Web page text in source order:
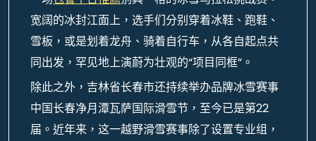
宽阔的冰封江面上，选手们分别穿着冰鞋、跑鞋、
雪板，或是划着龙舟、骑着自行车，从各自起点共
同出发，罕见地上演蔚为壮观的“项目同框”。
除此之外，吉林省长春市还持续举办品牌冰雪赛事
中国长春净月潭瓦萨国际滑雪节，至今已是第22
届。近年来，这一越野滑雪赛事除了设置专业组，